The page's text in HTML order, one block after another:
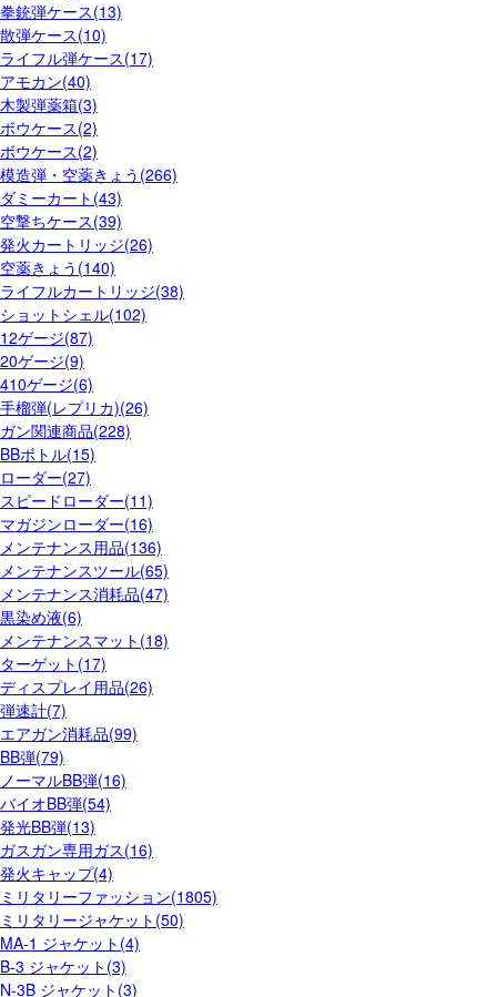
拳銃弾ケース(13)
散弾ケース(10)
ライフル弾ケース(17)
アモカン(40)
木製弾薬箱(3)
ボウケース(2)
ボウケース(2)
模造弾・空薬きょう(266)
ダミーカート(43)
空撃ちケース(39)
発火カートリッジ(26)
空薬きょう(140)
ライフルカートリッジ(38)
ショットシェル(102)
12ゲージ(87)
20ゲージ(9)
410ゲージ(6)
手榴弾(レプリカ)(26)
ガン関連商品(228)
BBボトル(15)
ローダー(27)
スピードローダー(11)
マガジンローダー(16)
メンテナンス用品(136)
メンテナンスツール(65)
メンテナンス消耗品(47)
黒染め液(6)
メンテナンスマット(18)
ターゲット(17)
ディスプレイ用品(26)
弾速計(7)
エアガン消耗品(99)
BB弾(79)
ノーマルBB弾(16)
バイオBB弾(54)
発光BB弾(13)
ガスガン専用ガス(16)
発火キャップ(4)
ミリタリーファッション(1805)
ミリタリージャケット(50)
MA-1 ジャケット(4)
B-3 ジャケット(3)
N-3B ジャケット(3)